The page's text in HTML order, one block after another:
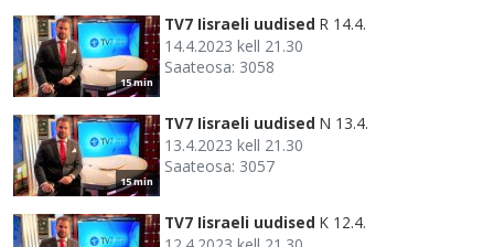
15 min
TV7 Iisraeli uudised R 14.4.
14.4.2023 kell 21.30
Saateosa: 3058
15 min
TV7 Iisraeli uudised N 13.4.
13.4.2023 kell 21.30
Saateosa: 3057
TV7 Iisraeli uudised K 12.4.